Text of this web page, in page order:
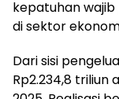
kepatuhan
di sektor
Dari sisi
Rp2.234,8 triliun